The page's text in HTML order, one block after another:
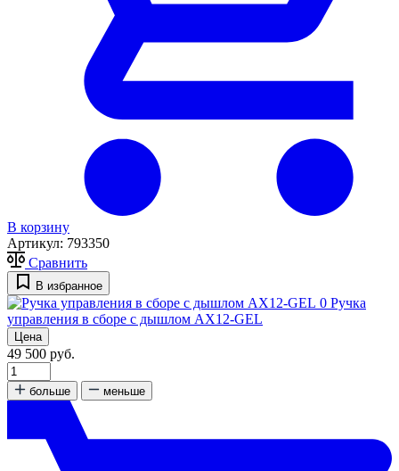
В корзину
Артикул: 793350
Сравнить
В избранное
0 Ручка
управления в сборе с дышлом АХ12-GEL
Цена
49 500 руб.
больше меньше